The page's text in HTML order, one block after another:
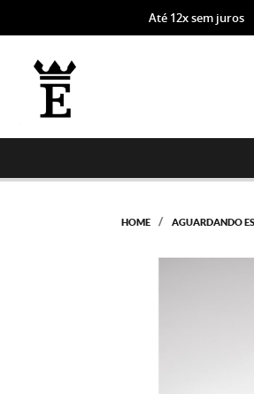
Até 12x sem juros
HOME AGUARDANDO